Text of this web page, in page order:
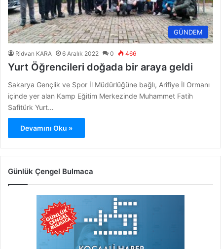
GÜNDEM
Ridvan KARA 6 Aralık 2022 0 466
Yurt Öğrencileri doğada bir araya geldi
Sakarya Gençlik ve Spor İl Müdürlüğüne bağlı, Arifiye İl Ormanı
içinde yer alan Kamp Eğitim Merkezinde Muhammet Fatih
Safitürk Yurt…
Devamını Oku »
Günlük Çengel Bulmaca